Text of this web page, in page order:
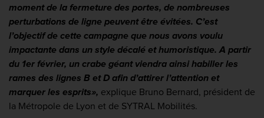
moment de la fermeture des portes, de nombreuses
perturbations de ligne peuvent être évitées. C’est
l’objectif de cette campagne que nous avons voulu
impactante dans un style décalé et humoristique. A partir
du 1er février, un crabe géant viendra ainsi habiller les
rames des lignes B et D afin d’attirer l’attention et
marquer les esprits», explique Bruno Bernard, président de
la Métropole de Lyon et de SYTRAL Mobilités.